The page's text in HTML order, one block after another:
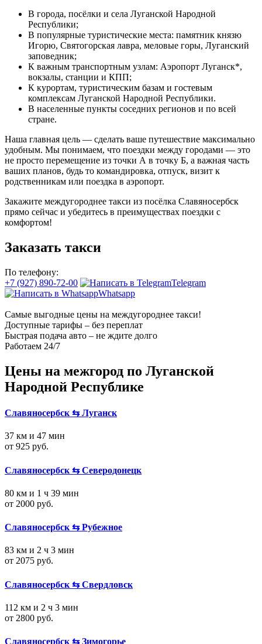
В города, посёлки и села Луганской Народной
Республики;
В популярные туристические места: памятник князю
Игорю, Святогорская лавра, меловые горы, Луганский
заповедник;
К важным транспортным узлам: Аэропорт Луганск*,
вокзалы, станции и КПП;
К курортам, туристическим базам и гостевым
комплексам Луганской Народной Республики.
В населенные пункты соседних регионов и по всей
стране.
Наша главная цель — сделать ваше путешествие максимально
удобным. Мы понимаем, что поездки между городами — это
не просто перемещение из точки А в точку Б, а важная часть
ваших планов, будь то командировка, отпуск, визит к
родственникам или поездка в аэропорт.
Закажите междугороднее такси из посёлка Славяносербск
прямо сейчас и убедитесь в преимуществах поездки с
комфортом!
Заказать такси
По телефону:
+7 (927) 890-72-00
Telegram
Whatsapp
Самые выгодные цены на междугороднее такси!
Доступные тарифы – без переплат
Быстрая подача авто – не ждите долго
Работаем 24/7
Цены на межгород по Луганской
Народной Республике
Славяносербск ⇆ Луганск
37 км и 47 мин
от 925 руб.
Славяносербск ⇆ Северодонецк
80 км и 1 ч 39 мин
от 2000 руб.
Славяносербск ⇆ Рубежное
83 км и 2 ч 3 мин
от 2075 руб.
Славяносербск ⇆ Свердловск
112 км и 2 ч 3 мин
от 2800 руб.
Славяносербск ⇆ Зимогорье